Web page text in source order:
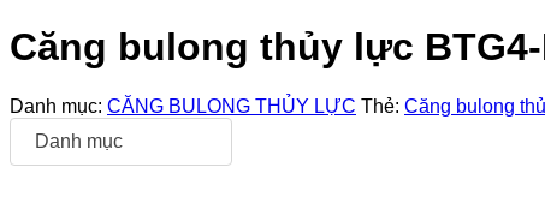
Căng bulong thủy lực BTG4-
Danh mục: CĂNG BULONG THỦY LỰC Thẻ: Căng bulong
Danh mục